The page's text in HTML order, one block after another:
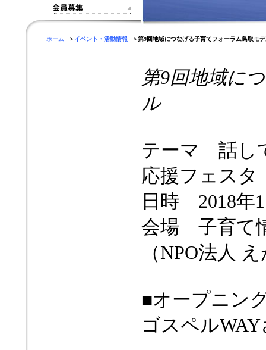
ホーム イベント・活動情報 第9回地域につなげる子育てフォーラム鳥取モ
第9回地域に
ル
テーマ 話し
応援フェスタ
日時 2018年
会場 子育て
（NPO法人
■オープニン
ゴスペル